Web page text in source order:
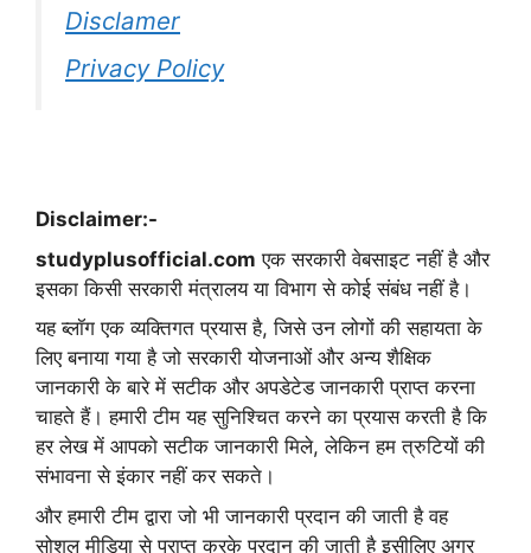
Disclamer
Privacy Policy
Disclaimer:-
studyplusofficial.com एक सरकारी वेबसाइट नहीं है और
इसका किसी सरकारी मंत्रालय या विभाग से कोई संबंध नहीं है।
यह ब्लॉग एक व्यक्तिगत प्रयास है, जिसे उन लोगों की सहायता के
लिए बनाया गया है जो सरकारी योजनाओं और अन्य शैक्षिक
जानकारी के बारे में सटीक और अपडेटेड जानकारी प्राप्त करना
चाहते हैं। हमारी टीम यह सुनिश्चित करने का प्रयास करती है कि
हर लेख में आपको सटीक जानकारी मिले, लेकिन हम त्रुटियों की
संभावना से इंकार नहीं कर सकते।
और हमारी टीम द्वारा जो भी जानकारी प्रदान की जाती है वह
सोशल मीडिया से प्राप्त करके प्रदान की जाती है इसीलिए अगर